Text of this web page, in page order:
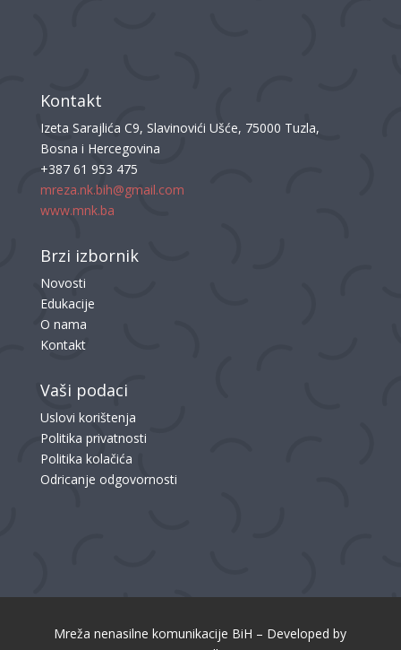
Kontakt
Izeta Sarajlića C9, Slavinovići Ušće, 75000 Tuzla,
Bosna i Hercegovina
+387 61 953 475
mreza.nk.bih@gmail.com
www.mnk.ba
Brzi izbornik
Novosti
Edukacije
O nama
Kontakt
Vaši podaci
Uslovi korištenja
Politika privatnosti
Politika kolačića
Odricanje odgovornosti
Mreža nenasilne komunikacije BiH – Developed by